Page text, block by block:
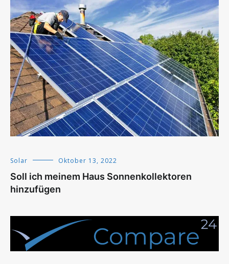
Solar Oktober 13, 2022
Soll ich meinem Haus Sonnenkollektoren
hinzufügen